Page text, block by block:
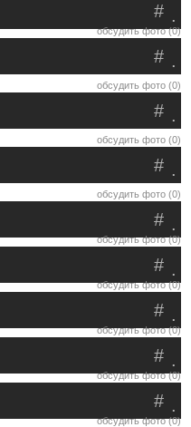
.
#
обсудить фото (0)
.
#
обсудить фото (0)
.
#
обсудить фото (0)
.
#
обсудить фото (0)
.
#
обсудить фото (0)
.
#
обсудить фото (0)
.
#
обсудить фото (0)
.
#
обсудить фото (0)
.
#
обсудить фото (0)